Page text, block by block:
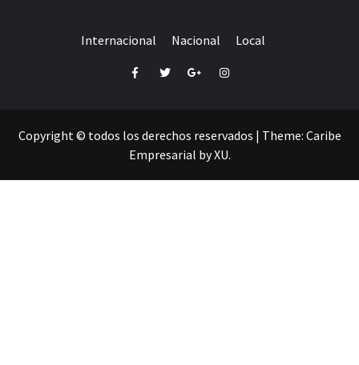
Internacional Nacional Local
FacebookTwitterGoogle+Instagram
Copyright © todos los derechos reservados | Theme: Caribe
Empresarial byXU.